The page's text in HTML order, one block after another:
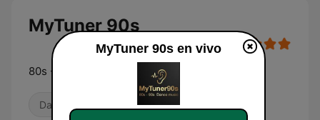
MyTuner 90s
80s - 90s Dance music. 24 x 7
Dance / EDM Años 80
MyTuner 90s en vivo